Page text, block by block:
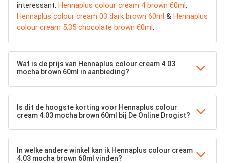
interessant: Hennaplus colour cream 4 brown 60ml,
Hennaplus colour cream 03 dark brown 60ml & Hennaplus
colour cream 5.35 chocolate brown 60ml.
Wat is de prijs van Hennaplus colour cream 4.03
mocha brown 60ml in aanbieding?
Is dit de hoogste korting voor Hennaplus colour
cream 4.03 mocha brown 60ml bij De Online Drogist?
In welke andere winkel kan ik Hennaplus colour cream
4.03 mocha brown 60ml vinden?